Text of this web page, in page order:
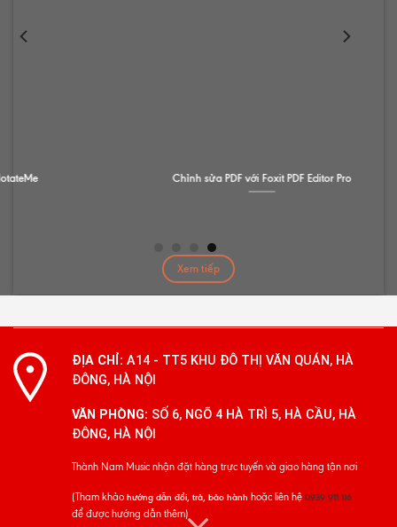
Chỉnh sửa PDF với Foxit PDF Editor Pro
Xem tiếp
ĐỊA CHỈ: A14 - TT5 KHU ĐÔ THỊ VĂN QUÁN, HÀ
ĐÔNG, HÀ NỘI
VĂN PHÒNG: SỐ 6, NGÕ 4 HÀ TRÌ 5, HÀ CẦU, HÀ
ĐÔNG, HÀ NỘI
Thành Nam Music nhận đặt hàng trực tuyến và giao hàng tận nơi
(Tham khảo hướng dẫn đổi, trả, bảo hành hoặc liên hệ 0939 911 116
để được hướng dẫn thêm)